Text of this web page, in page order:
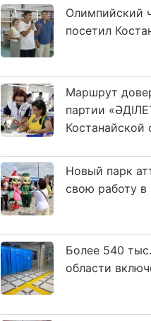
Олимпийский
посетил
Маршрут
партии
Костанайской
Новый парк
свою работу в
Более 540
области